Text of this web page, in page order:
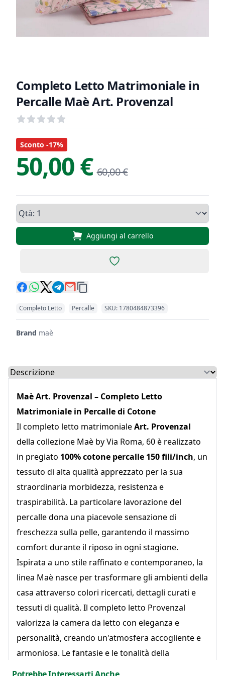
Completo Letto Matrimoniale in
Percalle Maè Art. Provenzal
Recensioni
out of 5 stars
Informazioni Prodotto
Descrizione riassuntiva
Sconto -17%
50,00 € 60,00 €
Qtà, Completo Letto
Aggiungi al carrello
Add to favorites
Completo Letto Percalle
Codici Prodotto
SKU: 1780484873396
Brand maè
Select a tab
Maè Art. Provenzal – Completo Letto
Matrimoniale in Percalle di Cotone
Il completo letto matrimonialeArt. Provenzal
della collezione Maè by Via Roma, 60 è realizzato
in pregiato 100% cotone percalle 150 fili/inch, un
tessuto di alta qualità apprezzato per la sua
straordinaria morbidezza, resistenza e
traspirabilità. La particolare lavorazione del
percalle dona una piacevole sensazione di
freschezza sulla pelle, garantendo il massimo
comfort durante il riposo in ogni stagione.
Ispirata a uno stile raffinato e contemporaneo, la
linea Maè nasce per trasformare gli ambienti della
casa attraverso colori ricercati, dettagli curati e
tessuti di qualità. Il completo letto Provenzal
valorizza la camera da letto con eleganza e
personalità, creando un'atmosfera accogliente e
armoniosa. Le fantasie e le tonalità della